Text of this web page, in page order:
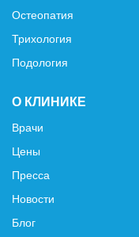
Остеопатия
Трихология
Подология
О КЛИНИКЕ
Врачи
Цены
Пресса
Новости
Блог